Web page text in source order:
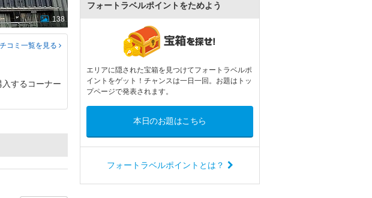
138
コミ一覧を見る
するコーナー
フォートラベルポイントをためよう
エリアに隠された宝箱を見つけてフォートラベルポ
イントをゲット！チャンスは一日一回。お題はトッ
プページで発表されます。
本日のお題はこちら
フォートラベルポイントとは？